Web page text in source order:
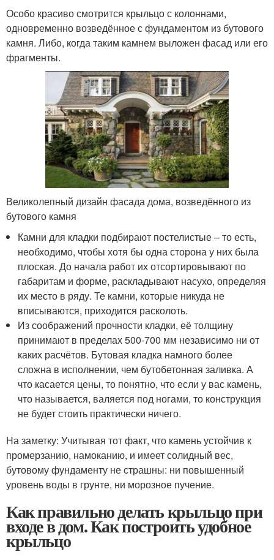
Особо красиво смотрится крыльцо с колоннами,
одновременно возведённое с фундаментом из бутового
камня. Либо, когда таким камнем выложен фасад или его
фрагменты.
Великолепный дизайн фасада дома, возведённого из
бутового камня
Камни для кладки подбирают постелистые – то есть,
необходимо, чтобы хотя бы одна сторона у них была
плоская. До начала работ их отсортировывают по
габаритам и форме, раскладывают насухо, определяя
их место в ряду. Те камни, которые никуда не
вписываются, приходится расколоть.
Из соображений прочности кладки, её толщину
принимают в пределах 500-700 мм независимо ни от
каких расчётов. Бутовая кладка намного более
сложна в исполнении, чем бутобетонная заливка. А
что касается цены, то понятно, что если у вас камень,
что называется, валяется под ногами, то конструкция
не будет стоить практически ничего.
На заметку: Учитывая тот факт, что камень устойчив к
промерзанию, намоканию, и имеет солидный вес,
бутовому фундаменту не страшны: ни повышенный
уровень воды в грунте, ни морозное пучение.
Как правильно делать крыльцо при
входе в дом. Как построить удобное
крыльцо